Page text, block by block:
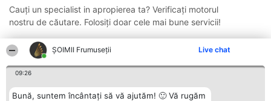
ȘOIMII Frumuseții Live chat
09:26
Bună, suntem încântați să vă ajutăm! 🙂 Vă rugăm
Cauți un specialist in apropierea ta? Verificați motorul
nostru de căutare. Folosiți doar cele mai bune servicii!